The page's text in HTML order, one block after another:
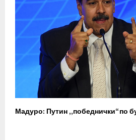
Мадуро: Путин „победнички“ по